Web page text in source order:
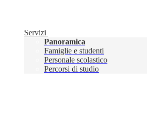
Servizi
Panoramica
Famiglie e studenti
Personale scolastico
Percorsi di studio